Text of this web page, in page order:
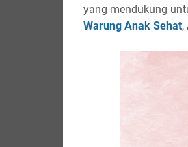
yang mendukung
Warung Anak Sehat,